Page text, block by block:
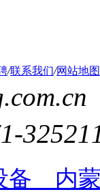
/联系我们/网站地图
备 内